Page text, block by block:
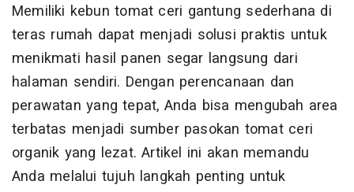
Memiliki kebun tomat ceri gantung sederhana di
teras rumah dapat menjadi solusi praktis untuk
menikmati hasil panen segar langsung dari
halaman sendiri. Dengan perencanaan dan
perawatan yang tepat, Anda bisa mengubah area
terbatas menjadi sumber pasokan tomat ceri
organik yang lezat. Artikel ini akan memandu
Anda melalui tujuh langkah penting untuk